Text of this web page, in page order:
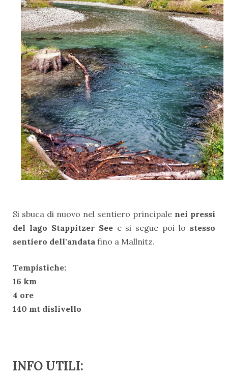
Si sbuca di nuovo nel sentiero principale nei pressi
del lago Stappitzer See e si segue poi lo stesso
sentiero dell'andata fino a Mallnitz.
Tempistiche:
16 km
4 ore
140 mt dislivello
INFO UTILI: